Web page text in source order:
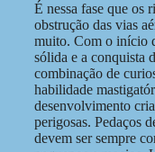
É nessa fase que os
obstrução das vias
muito. Com o início
sólida e a conquista
combinação de
habilidade
desenvolvimento
perigosas. Pedaços
devem ser sempre